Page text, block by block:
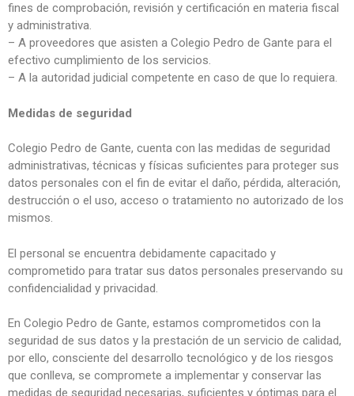
fines de comprobación, revisión y certificación en materia fiscal
y administrativa.
– A proveedores que asisten a Colegio Pedro de Gante para el
efectivo cumplimiento de los servicios.
– A la autoridad judicial competente en caso de que lo requiera.
Medidas de seguridad
Colegio Pedro de Gante, cuenta con las medidas de seguridad
administrativas, técnicas y físicas suficientes para proteger sus
datos personales con el fin de evitar el daño, pérdida, alteración,
destrucción o el uso, acceso o tratamiento no autorizado de los
mismos.
El personal se encuentra debidamente capacitado y
comprometido para tratar sus datos personales preservando su
confidencialidad y privacidad.
En Colegio Pedro de Gante, estamos comprometidos con la
seguridad de sus datos y la prestación de un servicio de calidad,
por ello, consciente del desarrollo tecnológico y de los riesgos
que conlleva, se compromete a implementar y conservar las
medidas de seguridad necesarias, suficientes y óptimas para el